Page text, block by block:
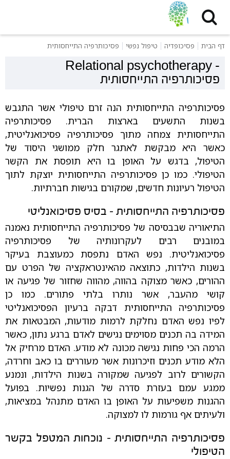
דף הבית פסיכופדיה טיפול נפשי פסיכותרפיה התייחסותית
Relational psychotherapy -
פסיכותרפיה התייחסותית
פסיכותרפיה התייחסותית הנה זרם טיפולי אשר התגבש
בשנות התשעים בארצות הברית. פסיכותרפיה
התייחסותית צמחה מתוך פסיכותרפיה פסיכואנליטית,
כאשר היא מבקשת לאתגר חלק ממושגי היסוד של
הטיפול, בדגש על האופן בו היא תופסת את הקשר
הטיפולי. כמו כן פסיכותרפיה התייחסותית יוצקת לתוך
הטיפול רעיונות חדשים, שמקורם בגישות חברתיות.
פסיכותרפיה התייחסותית – בסיס פסיכואנליטי
התיאוריה שבבסיסה של פסיכותרפיה התייחסותית נאמנה
במובנים רבים לעקרונותיה של פסיכותרפיה
פסיכואנליטית. נפש האדם נתפסת כמעוצבת בעיקר
בשנות הילדות, כתוצאה מהאינטראקציה של הפרט עם
ההורים, כאשר מצוקה בהווה, מהווה שחזור של פגיעה או
קושי מהעבר, אשר נותרו בלתי פתורים. כמו כן
פסיכותרפיה התייחסותית דבקה ברעיון הפסיכואנליטי
לפיו נפש האדם נחלקת לרמות מודעות, המבטאות את
המידה בה תכנים מסוימים נגישים לאדם ברגע נתון, כאשר
הרמה הכי פחות נגישה מכונה לא מודע. האדם מרחיק אל
הלא מודע תכנים וזיכרונות אשר מעוררים בו כאב וחרדה,
הקשורים לרוב לפגיעה שמקורה בשנות הילדות, ונמנע
ממגע עמם בעזרת סדרה של הגנות נפשיות. בפועל
ההגנות משפיעות על האופן בו האדם מתנהל במציאות,
ולעיתים אף גורמות לו למצוקה.
פסיכותרפיה התייחסותית – נוכחות המטפל בקשר
הטיפולי